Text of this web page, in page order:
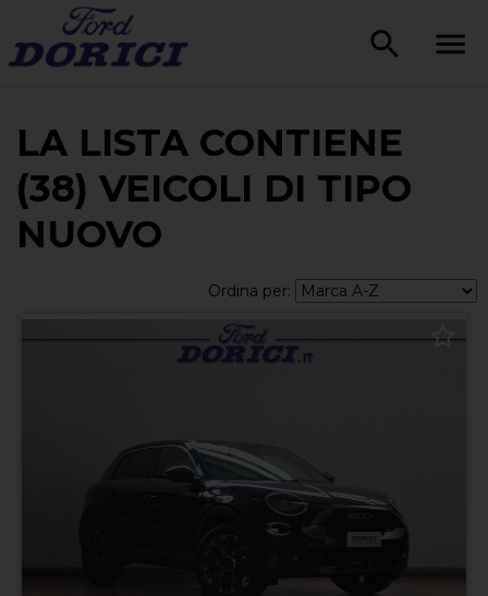
LA LISTA CONTIENE
(38) VEICOLI DI TIPO
NUOVO
Ordina per: